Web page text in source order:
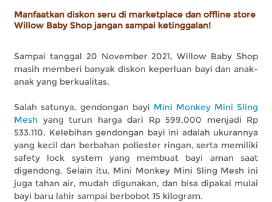
Manfaatkan diskon seru di marketplace dan offline store
Willow Baby Shop jangan sampai ketinggalan!
Sampai tanggal 20 November 2021, Willow Baby Shop
masih memberi banyak diskon keperluan bayi dan anak-
anak yang berkualitas.
Salah satunya, gendongan bayi Mini Monkey Mini Sling
Mesh yang turun harga dari Rp 599.000 menjadi Rp
533.110. Kelebihan gendongan bayi ini adalah ukurannya
yang kecil dan berbahan poliester ringan, serta memiliki
safety lock system yang membuat bayi aman saat
digendong. Selain itu, Mini Monkey Mini Sling Mesh ini
juga tahan air, mudah digunakan, dan bisa dipakai mulai
bayi baru lahir sampai berbobot 15 kilogram.